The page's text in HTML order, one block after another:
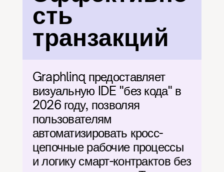
сть
транзакций
Graphlinq предоставляет
визуальную IDE "без кода" в
2026 году, позволяя
пользователям
автоматизировать кросс-
цепочные рабочие процессы
и логику смарт-контрактов без